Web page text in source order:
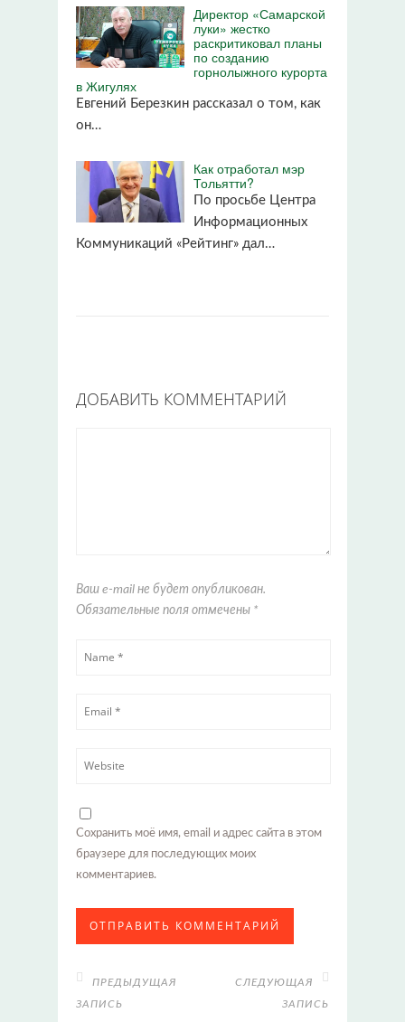
Директор «Самарской
луки» жестко
раскритиковал планы
по созданию
горнолыжного курорта
в Жигулях
Евгений Березкин рассказал о том, как
он…
Как отработал мэр
Тольятти?
По просьбе Центра
Информационных
Коммуникаций «Рейтинг» дал…
ДОБАВИТЬ КОММЕНТАРИЙ
Ваш e-mail не будет опубликован.
Обязательные поля отмечены *
Сохранить моё имя, email и адрес сайта в этом
браузере для последующих моих
комментариев.
ПРЕДЫДУЩАЯ
ЗАПИСЬ
СЛЕДУЮЩАЯ
ЗАПИСЬ